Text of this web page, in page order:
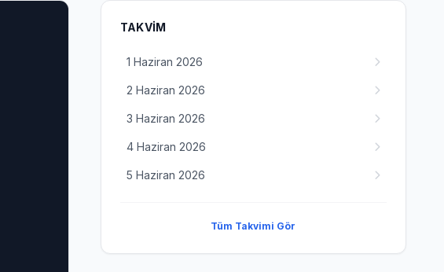
TAKVIM
1 Haziran 2026
2 Haziran 2026
3 Haziran 2026
4 Haziran 2026
5 Haziran 2026
Tüm Takvimi Gör